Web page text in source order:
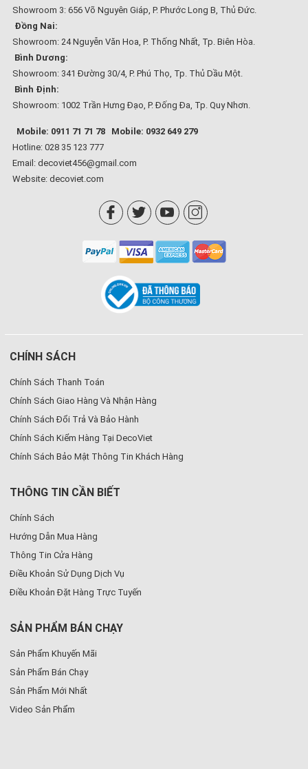
Showroom 3: 656 Võ Nguyên Giáp, P. Phước Long B, Thủ Đức.
Đồng Nai:
Showroom: 24 Nguyễn Văn Hoa, P. Thống Nhất, Tp. Biên Hòa.
Bình Dương:
Showroom: 341 Đường 30/4, P. Phú Thọ, Tp. Thủ Dầu Một.
Bình Định:
Showroom: 1002 Trần Hưng Đạo, P. Đống Đa, Tp. Quy Nhơn.
Mobile: 0911 71 71 78
Mobile: 0932 649 279
Hotline: 028 35 123 777
Email: decoviet456@gmail.com
Website: decoviet.com
CHÍNH SÁCH
Chính Sách Thanh Toán
Chính Sách Giao Hàng Và Nhận Hàng
Chính Sách Đổi Trả Và Bảo Hành
Chính Sách Kiểm Hàng Tại DecoViet
Chính Sách Bảo Mật Thông Tin Khách Hàng
THÔNG TIN CẦN BIẾT
Chính Sách
Hướng Dẫn Mua Hàng
Thông Tin Cửa Hàng
Điều Khoản Sử Dụng Dịch Vụ
Điều Khoản Đặt Hàng Trực Tuyến
SẢN PHẨM BÁN CHẠY
Sản Phẩm Khuyến Mãi
Sản Phẩm Bán Chạy
Sản Phẩm Mới Nhất
Video Sản Phẩm